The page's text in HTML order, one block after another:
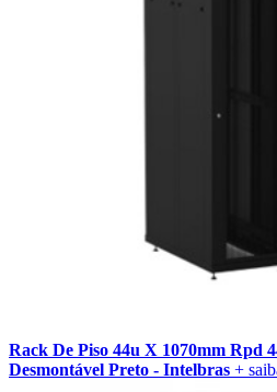
Rack De Piso 44u X 1070mm Rpd
Desmontável Preto - Intelbras +